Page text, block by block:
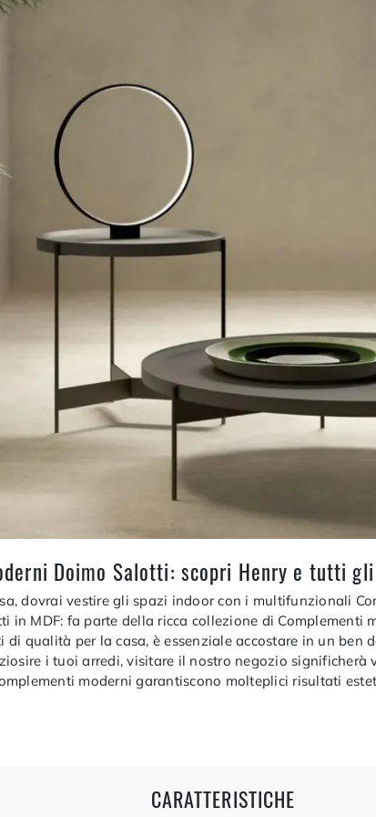
Doimo Salotti: scopri Henry e tutti
dovrai vestire gli spazi indoor con i multifunzionali
in MDF: fa parte della ricca collezione di Complementi
di qualità per la casa, è essenziale accostare in un
i tuoi arredi, visitare il nostro negozio
moderni garantiscono molteplici risultati
CARATTERISTICHE